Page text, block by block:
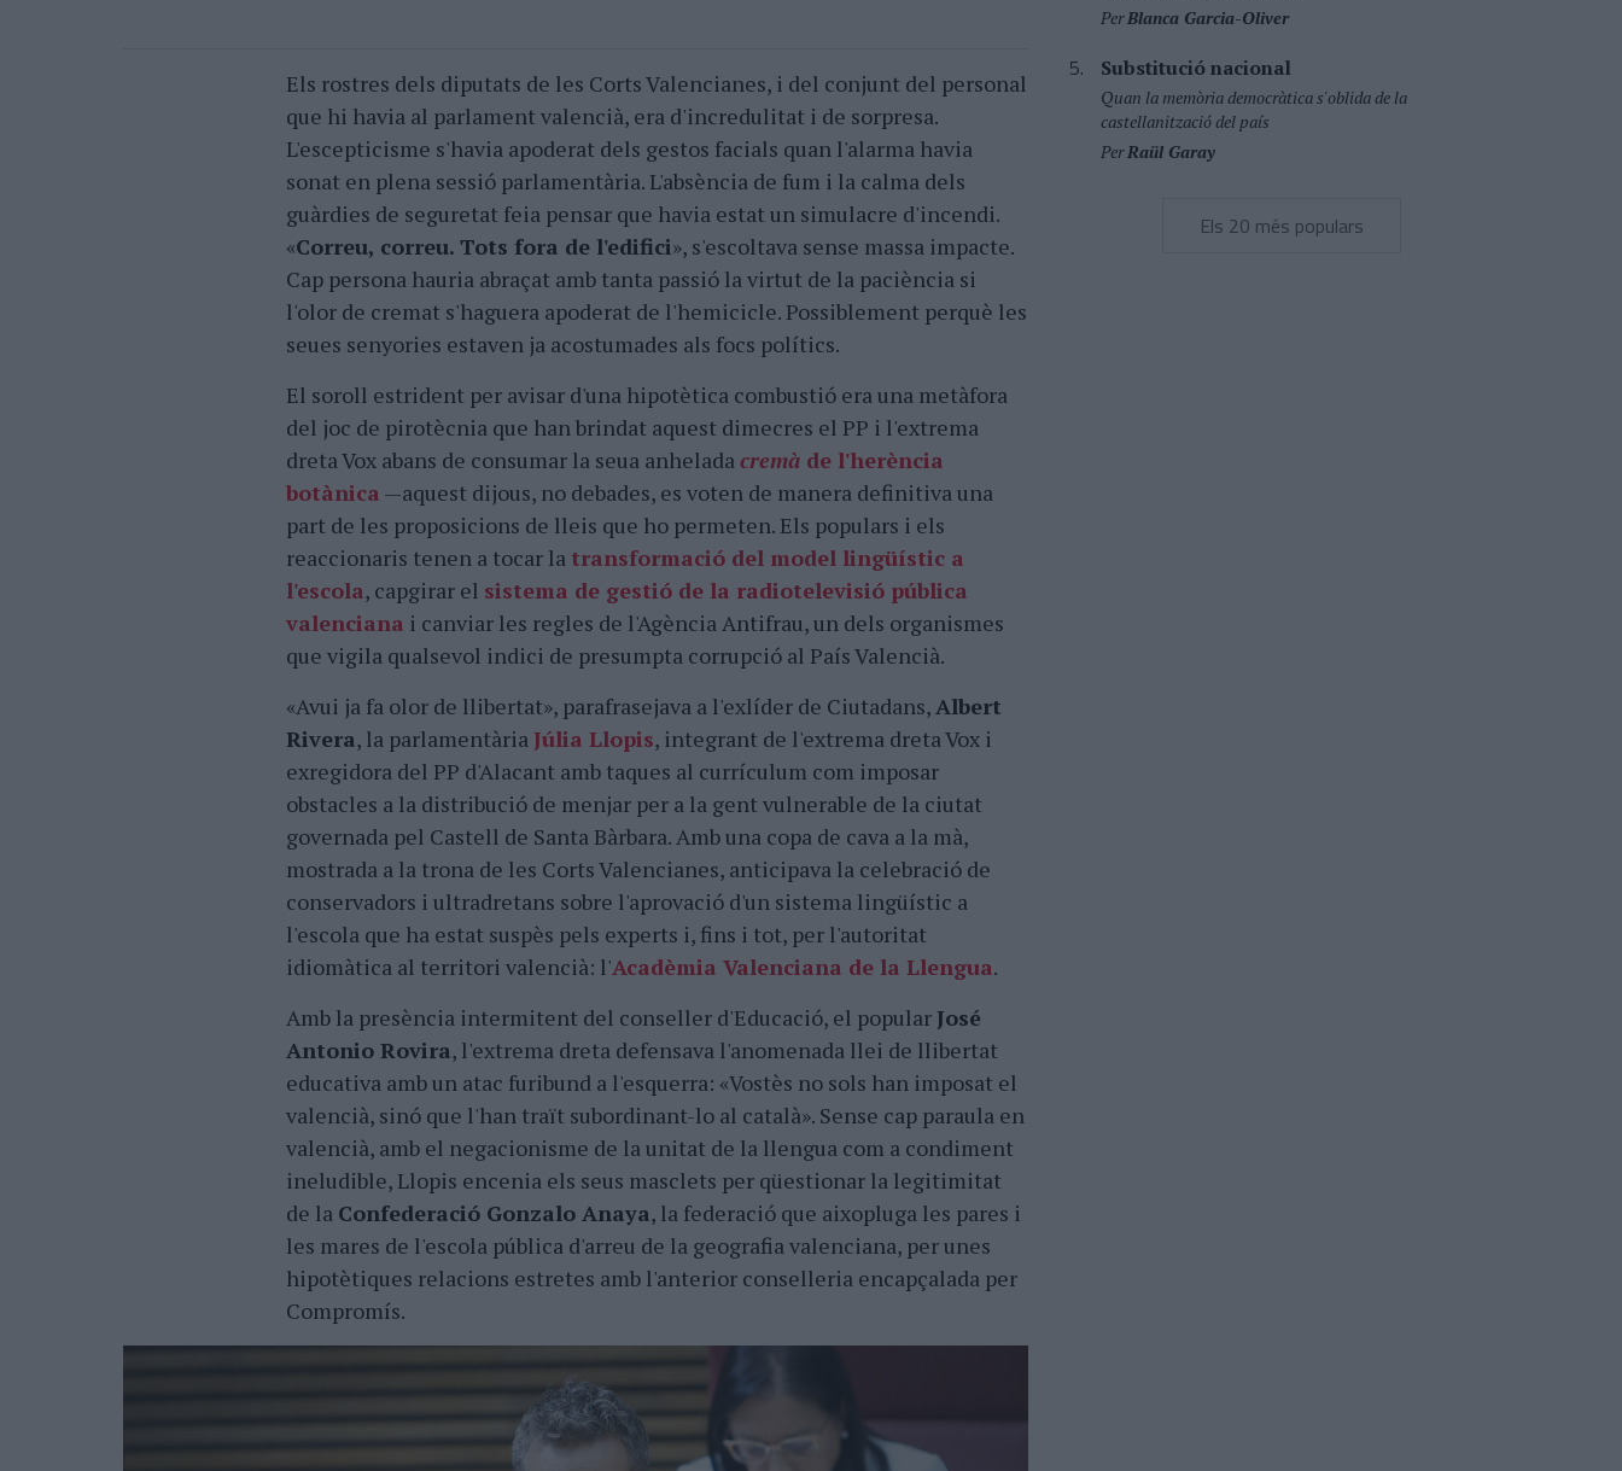
Els rostres dels diputats de les Corts Valencianes, i del conjunt del personal
que hi havia al parlament valencià, era d'incredulitat i de sorpresa.
L'escepticisme s'havia apoderat dels gestos facials quan l'alarma havia
sonat en plena sessió parlamentària. L'absència de fum i la calma dels
guàrdies de seguretat feia pensar que havia estat un simulacre d'incendi.
«Correu, correu. Tots fora de l'edifici», s'escoltava sense massa impacte.
Cap persona hauria abraçat amb tanta passió la virtut de la paciència si
l'olor de cremat s'haguera apoderat de l'hemicicle. Possiblement perquè les
seues senyories estaven ja acostumades als focs polítics.
El soroll estrident per avisar d'una hipotètica combustió era una metàfora
del joc de pirotècnia que han brindat aquest dimecres el PP i l'extrema
dreta Vox abans de consumar la seua anheladacremà de l'herència
botànica —aquest dijous, no debades, es voten de manera definitiva una
part de les proposicions de lleis que ho permeten. Els populars i els
reaccionaris tenen a tocar la transformació del model lingüístic a
l'escola, capgirar el sistema de gestió de la radiotelevisió pública
valenciana i canviar les regles de l'Agència Antifrau, un dels organismes
que vigila qualsevol indici de presumpta corrupció al País Valencià.
«Avui ja fa olor de llibertat», parafrasejava a l'exlíder de Ciutadans,Albert
Rivera, la parlamentàriaJúlia Llopis, integrant de l'extrema dreta Vox i
exregidora del PP d'Alacant amb taques al currículum com imposar
obstacles a la distribució de menjar per a la gent vulnerable de la ciutat
governada pel Castell de Santa Bàrbara. Amb una copa de cava a la mà,
mostrada a la trona de les Corts Valencianes, anticipava la celebració de
conservadors i ultradretans sobre l'aprovació d'un sistema lingüístic a
l'escola que ha estat suspès pels experts i, fins i tot, per l'autoritat
idiomàtica al territori valencià: l'Acadèmia Valenciana de la Llengua.
Amb la presència intermitent del conseller d'Educació, el popularJosé
Antonio Rovira, l'extrema dreta defensava l'anomenada llei de llibertat
educativa amb un atac furibund a l'esquerra: «Vostès no sols han imposat el
valencià, sinó que l'han traït subordinant-lo al català». Sense cap paraula en
valencià, amb el negacionisme de la unitat de la llengua com a condiment
ineludible, Llopis encenia els seus masclets per qüestionar la legitimitat
de la Confederació Gonzalo Anaya, la federació que aixopluga les pares i
les mares de l'escola pública d'arreu de la geografia valenciana, per unes
hipotètiques relacions estretes amb l'anterior conselleria encapçalada per
Compromís.
PerBlanca Garcia-Oliver
Substitució nacional
Quan la memòria democràtica s'oblida de la
castellanització del país
PerRaül Garay
Els 20 més populars